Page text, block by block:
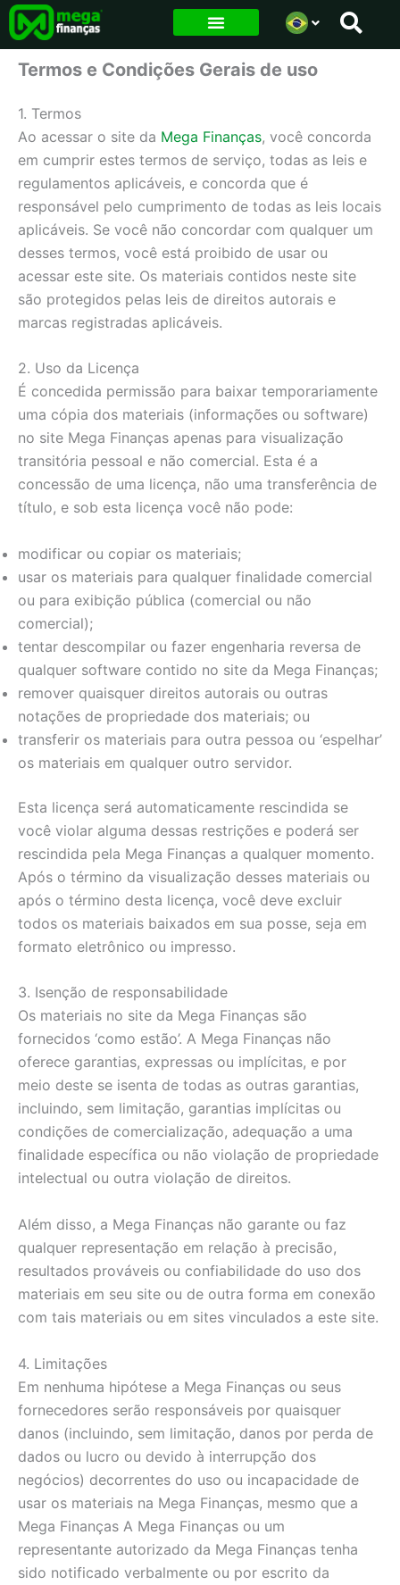
para
conteúdo
Termos e Condições Gerais de uso
1. Termos
Ao acessar o site da Mega Finanças, você concorda
em cumprir estes termos de serviço, todas as leis e
regulamentos aplicáveis, e concorda que é
responsável pelo cumprimento de todas as leis locais
aplicáveis. Se você não concordar com qualquer um
desses termos, você está proibido de usar ou
acessar este site. Os materiais contidos neste site
são protegidos pelas leis de direitos autorais e
marcas registradas aplicáveis.
2. Uso da Licença
É concedida permissão para baixar temporariamente
uma cópia dos materiais (informações ou software)
no site Mega Finanças apenas para visualização
transitória pessoal e não comercial. Esta é a
concessão de uma licença, não uma transferência de
título, e sob esta licença você não pode:
modificar ou copiar os materiais;
usar os materiais para qualquer finalidade comercial
ou para exibição pública (comercial ou não
comercial);
tentar descompilar ou fazer engenharia reversa de
qualquer software contido no site da Mega Finanças;
remover quaisquer direitos autorais ou outras
notações de propriedade dos materiais; ou
transferir os materiais para outra pessoa ou ‘espelhar’
os materiais em qualquer outro servidor.
Esta licença será automaticamente rescindida se
você violar alguma dessas restrições e poderá ser
rescindida pela Mega Finanças a qualquer momento.
Após o término da visualização desses materiais ou
após o término desta licença, você deve excluir
todos os materiais baixados em sua posse, seja em
formato eletrônico ou impresso.
3. Isenção de responsabilidade
Os materiais no site da Mega Finanças são
fornecidos ‘como estão’. A Mega Finanças não
oferece garantias, expressas ou implícitas, e por
meio deste se isenta de todas as outras garantias,
incluindo, sem limitação, garantias implícitas ou
condições de comercialização, adequação a uma
finalidade específica ou não violação de propriedade
intelectual ou outra violação de direitos.
Além disso, a Mega Finanças não garante ou faz
qualquer representação em relação à precisão,
resultados prováveis ou confiabilidade do uso dos
materiais em seu site ou de outra forma em conexão
com tais materiais ou em sites vinculados a este site.
4. Limitações
Em nenhuma hipótese a Mega Finanças ou seus
fornecedores serão responsáveis por quaisquer
danos (incluindo, sem limitação, danos por perda de
dados ou lucro ou devido à interrupção dos
negócios) decorrentes do uso ou incapacidade de
usar os materiais na Mega Finanças, mesmo que a
Mega Finanças A Mega Finanças ou um
representante autorizado da Mega Finanças tenha
sido notificado verbalmente ou por escrito da